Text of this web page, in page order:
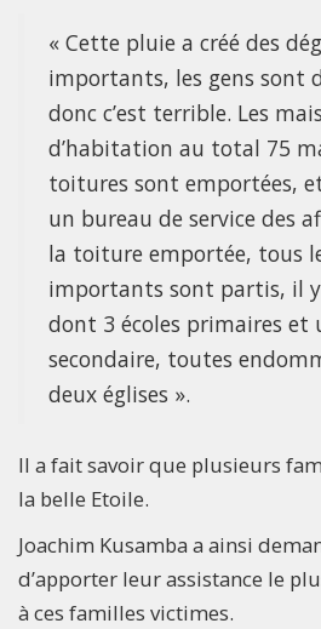
« Cette pluie a créé des
importants, les gens sont
donc c’est terrible. Les
d’habitation au total 75
toitures sont emportées,
un bureau de service des
la toiture emportée, tous
importants sont partis, il y
dont 3 écoles primaires et
secondaire, toutes
deux églises ».
Il a fait savoir que plusieurs
la belle Etoile.
Joachim Kusamba a ainsi
d’apporter leur assistance le
à ces familles victimes.